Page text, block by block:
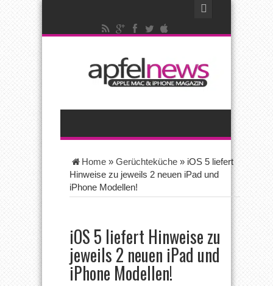
Home » Gerüchteküche » iOS 5 liefert
Hinweise zu jeweils 2 neuen iPad und
iPhone Modellen!
iOS 5 liefert Hinweise zu
jeweils 2 neuen iPad und
iPhone Modellen!